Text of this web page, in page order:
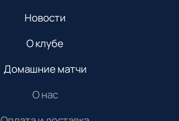
Новости
О клубе
Домашние матчи
О нас